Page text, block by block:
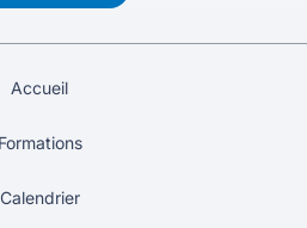
Accueil
Formations
Calendrier